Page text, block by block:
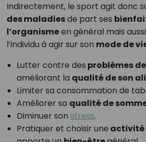
Indirectement, le sport agit donc
des maladiesde part ses
l’organismeen général mais
l’individu à agir sur son mode de
Lutter contre des problèmes
améliorant la qualité de son
Limiter sa consommation de
Améliorer sa qualité de
Diminuer son stress.
Pratiquer et choisir une activité